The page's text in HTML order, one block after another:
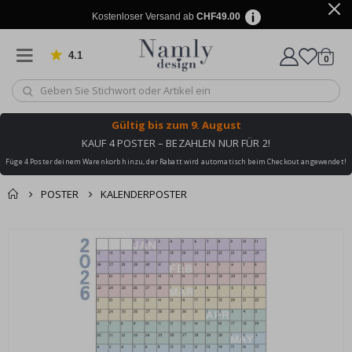
Kostenloser Versand ab CHF49.00
4.1 von 1029 Bewertungen
Wagen
0
Gültig bis zum 9. August
KAUF 4 POSTER – BEZAHLEN NUR FÜR 2!
Füge 4 Poster deinem Warenkorb hinzu, der Rabatt wird automatisch beim Checkout angewendet!
POSTER KALENDERPOSTER
Zusammen gekaufte
Produkte
Einkaufswagen
Zur Kasse